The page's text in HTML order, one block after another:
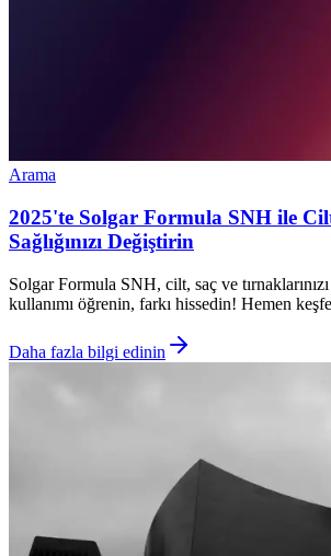
Arama
2025'te Solgar Formula SNH ile
Sağlığınızı Değiştirin
Solgar Formula SNH, cilt, saç ve
kullanımı öğrenin, farkı hissedin! Hemen
Daha fazla bilgi edinin